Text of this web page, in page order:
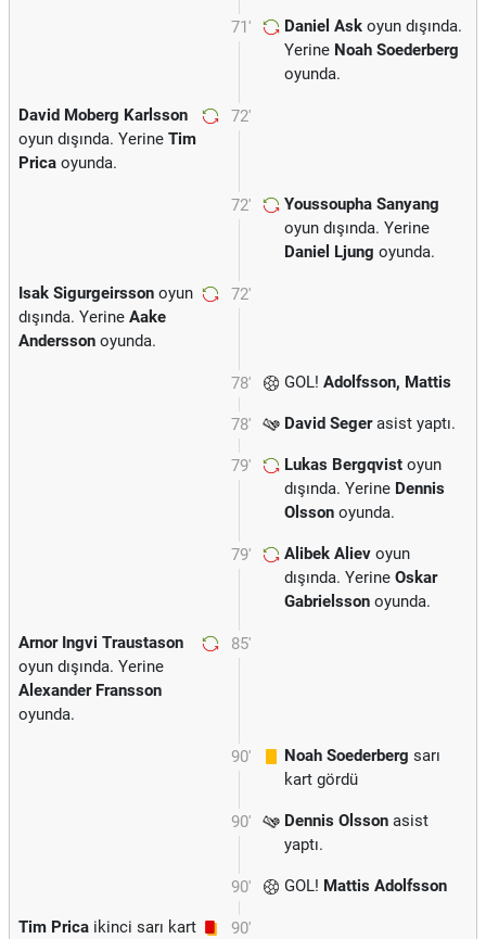
71' Daniel Ask oyun dışında.
Yerine Noah Soederberg
oyunda.
72'
David Moberg Karlsson
oyun dışında. Yerine Tim
Prica oyunda.
72'
Youssoupha Sanyang
oyun dışında. Yerine
Daniel Ljung oyunda.
72'
Isak Sigurgeirsson oyun
dışında. Yerine Aake
Andersson oyunda.
78' GOL! Adolfsson, Mattis
78' David Segerasist yaptı.
79' Lukas Bergqvist oyun
dışında. Yerine Dennis
Olsson oyunda.
79' Alibek Aliev oyun
dışında. Yerine Oskar
Gabrielsson oyunda.
85'
Arnor Ingvi Traustason
oyun dışında. Yerine
Alexander Fransson
oyunda.
90' Noah Soederberg sarı
kart gördü
90' Dennis Olsson asist
yaptı.
90' GOL! Mattis Adolfsson
90'
Tim Prica ikinci sarı kart